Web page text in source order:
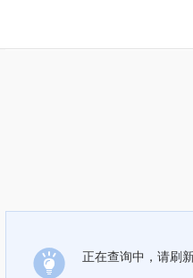
正在查询中，请刷